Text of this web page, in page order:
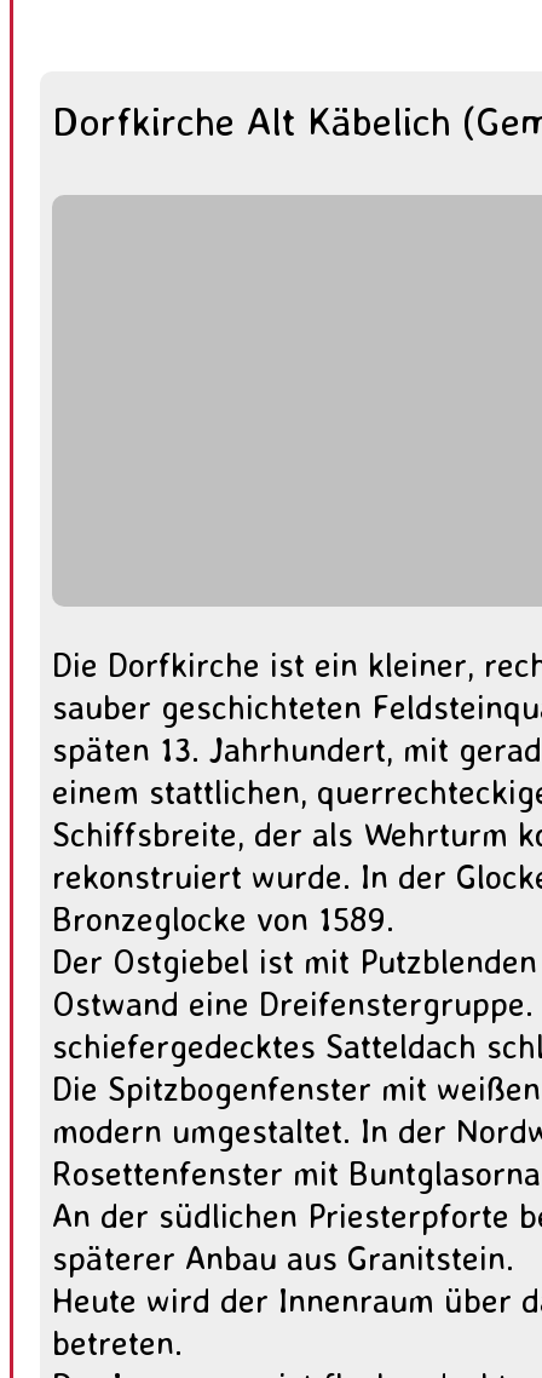
Dorfkirche Alt Käbelich
Die Dorfkirche ist ein kleiner,
sauber geschichteten
späten 13. Jahrhundert, mit
einem stattlichen,
Schiffsbreite, der als Wehrturm
rekonstruiert wurde. In der
Bronzeglocke von 1589.
Der Ostgiebel ist mit
Ostwand eine Dreifenstergruppe.
schiefergedecktes Satteldach
Die Spitzbogenfenster mit
modern umgestaltet. In der
Rosettenfenster mit
An der südlichen Priesterpforte
späterer Anbau aus Granitstein.
Heute wird der Innenraum über
betreten.